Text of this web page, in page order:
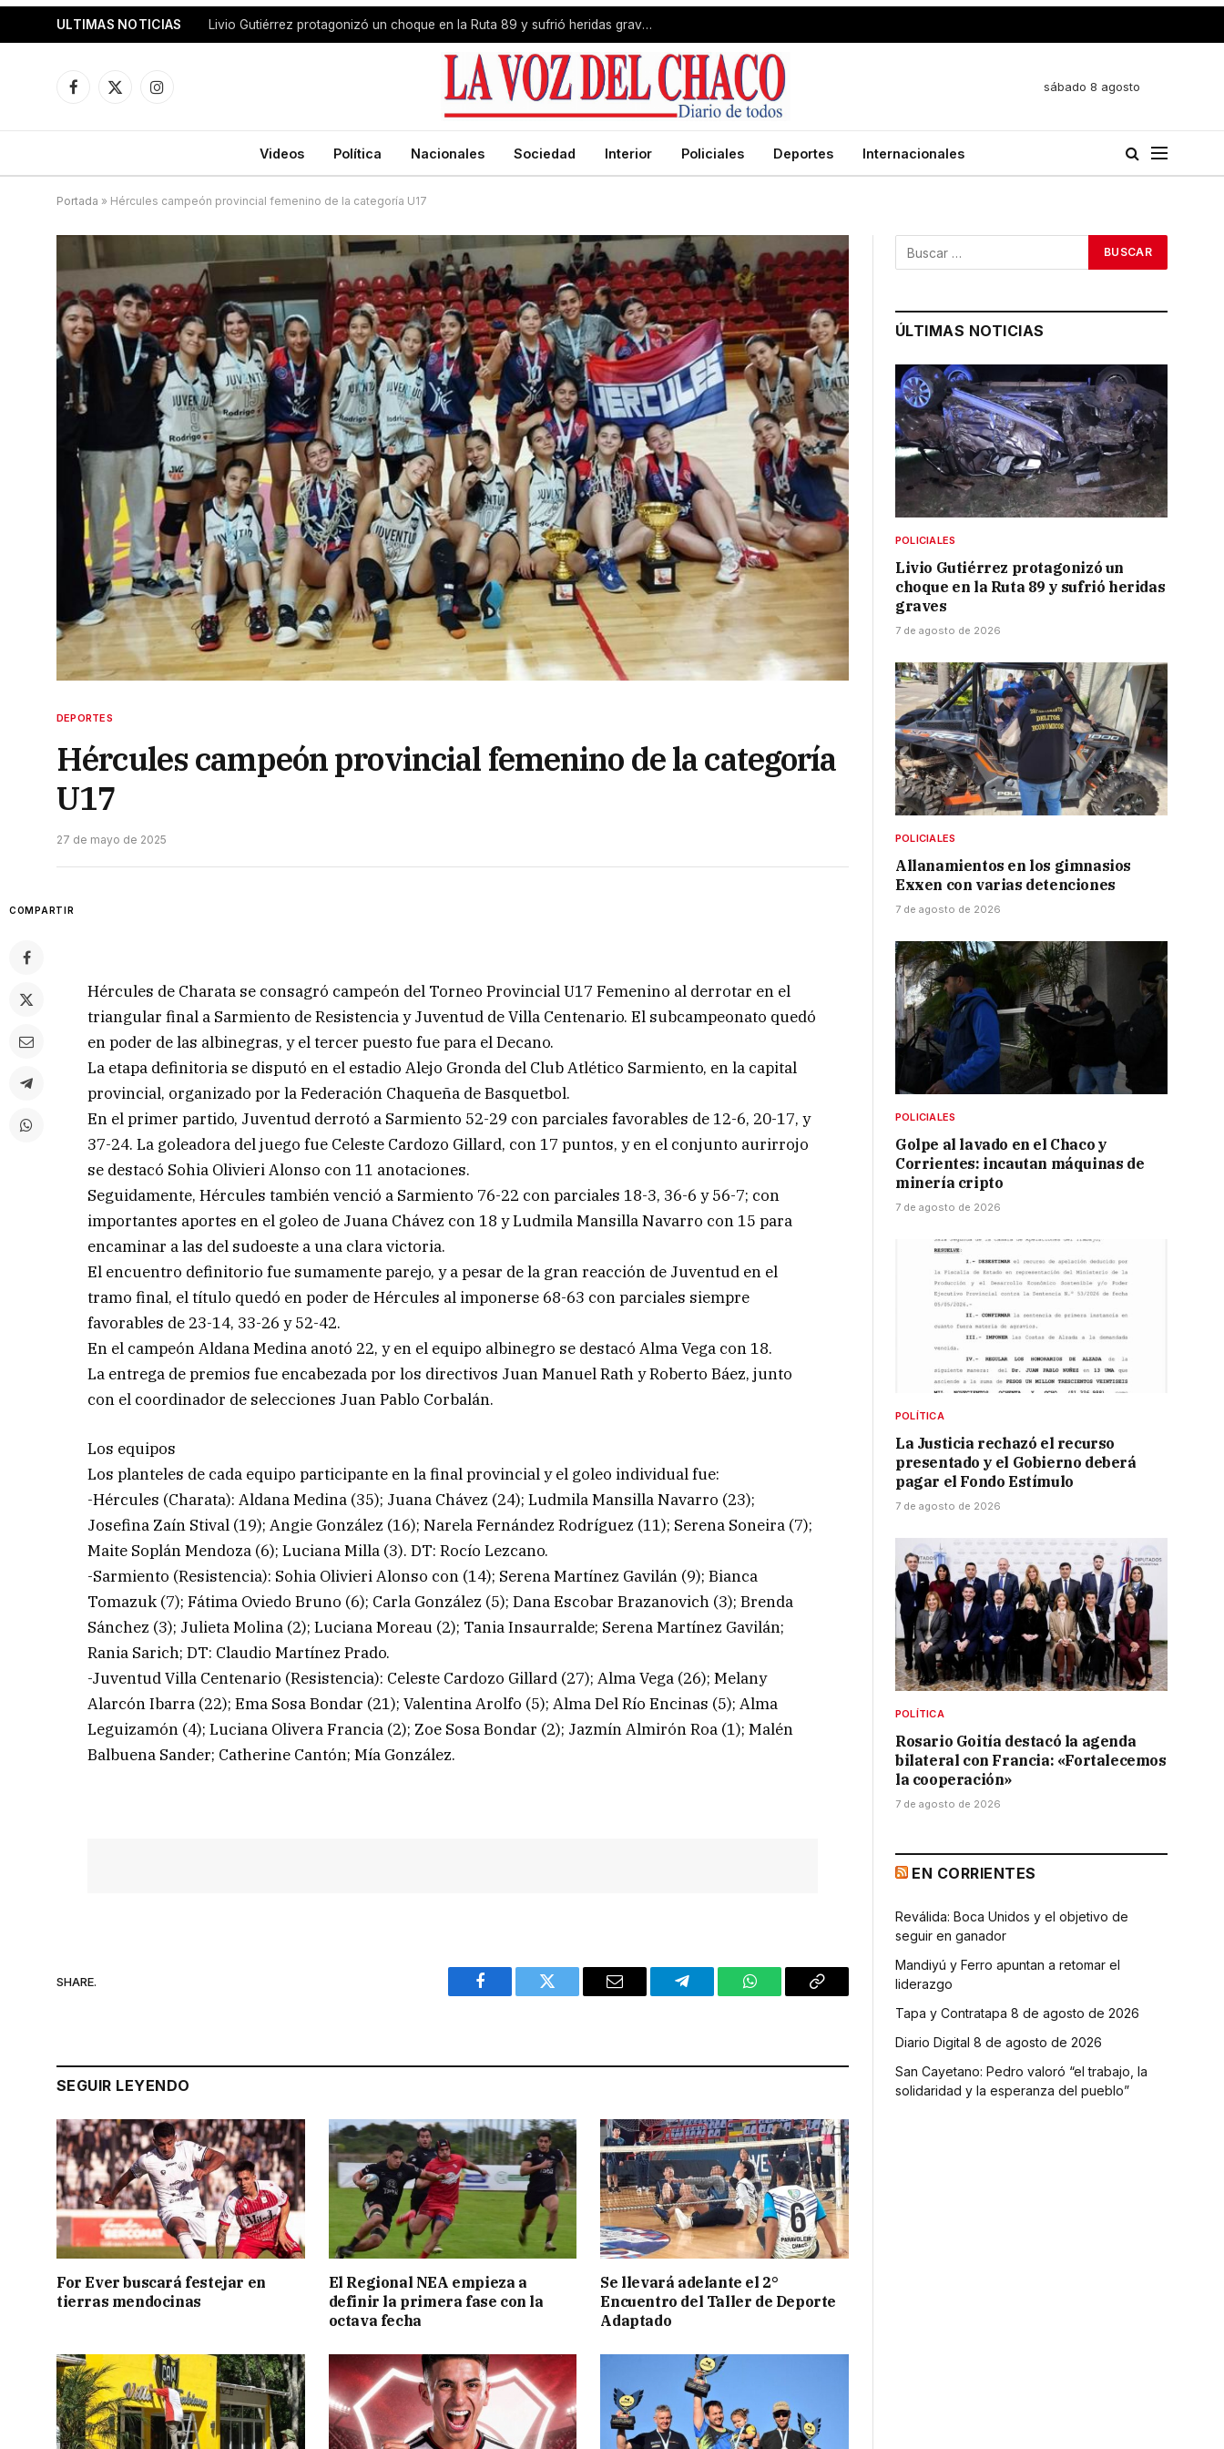
ULTIMAS NOTICIAS Livio Gutiérrez protagonizó un choque en la Ruta 89 y sufrió heridas graves
Facebook
X
Instagram
sábado 8 agosto
Videos Política Nacionales Sociedad Interior Policiales Deportes Internacionales
Portada » Hércules campeón provincial femenino de la categoría U17
DEPORTES
Hércules campeón provincial femenino de la categoría
U17
27 de mayo de 2025
COMPARTIR
Hércules de Charata se consagró campeón del Torneo Provincial U17 Femenino al derrotar en el
triangular final a Sarmiento de Resistencia y Juventud de Villa Centenario. El subcampeonato quedó
en poder de las albinegras, y el tercer puesto fue para el Decano.
La etapa definitoria se disputó en el estadio Alejo Gronda del Club Atlético Sarmiento, en la capital
provincial, organizado por la Federación Chaqueña de Basquetbol.
En el primer partido, Juventud derrotó a Sarmiento 52-29 con parciales favorables de 12-6, 20-17, y
37-24. La goleadora del juego fue Celeste Cardozo Gillard, con 17 puntos, y en el conjunto aurirrojo
se destacó Sohia Olivieri Alonso con 11 anotaciones.
Seguidamente, Hércules también venció a Sarmiento 76-22 con parciales 18-3, 36-6 y 56-7; con
importantes aportes en el goleo de Juana Chávez con 18 y Ludmila Mansilla Navarro con 15 para
encaminar a las del sudoeste a una clara victoria.
El encuentro definitorio fue sumamente parejo, y a pesar de la gran reacción de Juventud en el
tramo final, el título quedó en poder de Hércules al imponerse 68-63 con parciales siempre
favorables de 23-14, 33-26 y 52-42.
En el campeón Aldana Medina anotó 22, y en el equipo albinegro se destacó Alma Vega con 18.
La entrega de premios fue encabezada por los directivos Juan Manuel Rath y Roberto Báez, junto
con el coordinador de selecciones Juan Pablo Corbalán.
Los equipos
Los planteles de cada equipo participante en la final provincial y el goleo individual fue:
-Hércules (Charata): Aldana Medina (35); Juana Chávez (24); Ludmila Mansilla Navarro (23);
Josefina Zaín Stival (19); Angie González (16); Narela Fernández Rodríguez (11); Serena Soneira (7);
Maite Soplán Mendoza (6); Luciana Milla (3). DT: Rocío Lezcano.
-Sarmiento (Resistencia): Sohia Olivieri Alonso con (14); Serena Martínez Gavilán (9); Bianca
Tomazuk (7); Fátima Oviedo Bruno (6); Carla González (5); Dana Escobar Brazanovich (3); Brenda
Sánchez (3); Julieta Molina (2); Luciana Moreau (2); Tania Insaurralde; Serena Martínez Gavilán;
Rania Sarich; DT: Claudio Martínez Prado.
-Juventud Villa Centenario (Resistencia): Celeste Cardozo Gillard (27); Alma Vega (26); Melany
Alarcón Ibarra (22); Ema Sosa Bondar (21); Valentina Arolfo (5); Alma Del Río Encinas (5); Alma
Leguizamón (4); Luciana Olivera Francia (2); Zoe Sosa Bondar (2); Jazmín Almirón Roa (1); Malén
Balbuena Sander; Catherine Cantón; Mía González.
SHARE.
Facebook Twitter Email Telegram WhatsAppCopy
SEGUIR LEYENDO
For Ever buscará festejar en
tierras mendocinas
El Regional NEA empieza a
definir la primera fase con la
octava fecha
Se llevará adelante el 2°
Encuentro del Taller de Deporte
Adaptado
ÚLTIMAS NOTICIAS
POLICIALES
Livio Gutiérrez protagonizó un
choque en la Ruta 89 y sufrió heridas
graves
7 de agosto de 2026
POLICIALES
Allanamientos en los gimnasios
Exxen con varias detenciones
7 de agosto de 2026
POLICIALES
Golpe al lavado en el Chaco y
Corrientes: incautan máquinas de
minería cripto
7 de agosto de 2026
POLÍTICA
La Justicia rechazó el recurso
presentado y el Gobierno deberá
pagar el Fondo Estímulo
7 de agosto de 2026
POLÍTICA
Rosario Goitía destacó la agenda
bilateral con Francia: «Fortalecemos
la cooperación»
7 de agosto de 2026
EN CORRIENTES
Reválida: Boca Unidos y el objetivo de
seguir en ganador
Mandiyú y Ferro apuntan a retomar el
liderazgo
Tapa y Contratapa 8 de agosto de 2026
Diario Digital 8 de agosto de 2026
San Cayetano: Pedro valoró “el trabajo, la
solidaridad y la esperanza del pueblo”